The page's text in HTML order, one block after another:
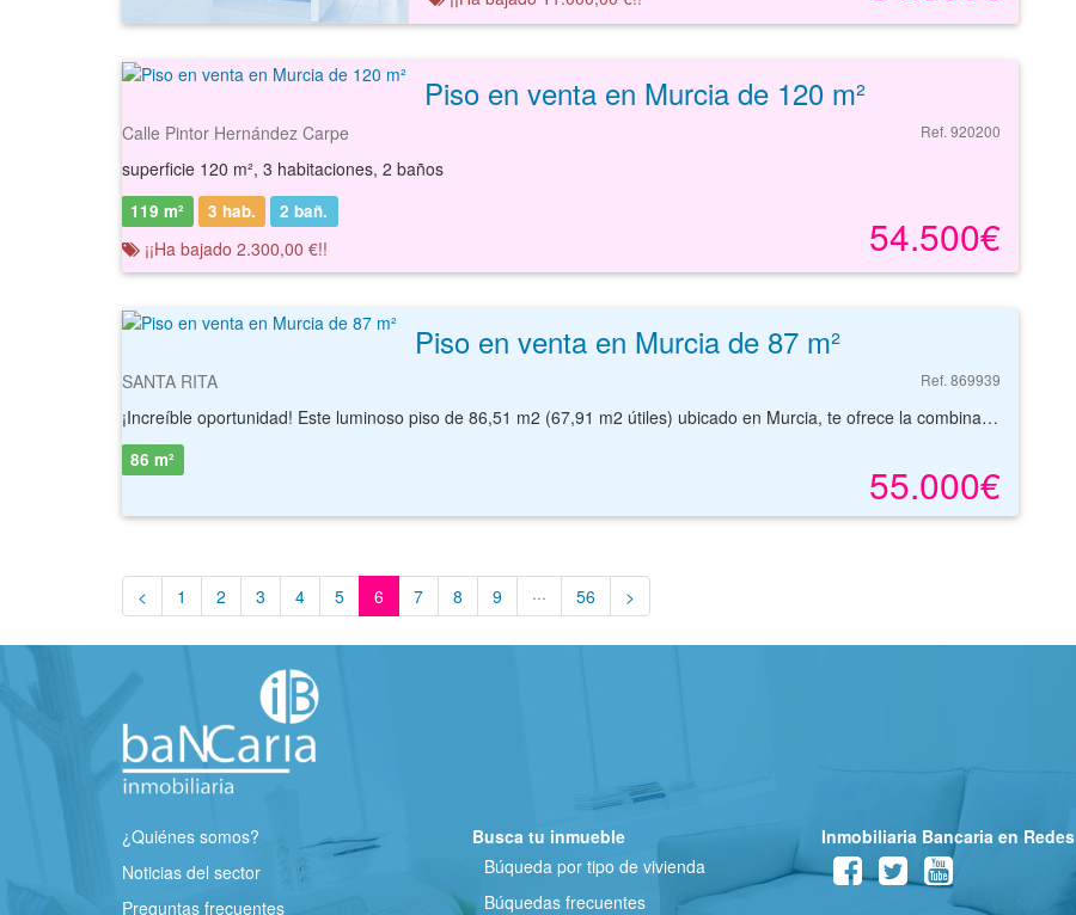
Piso en venta en Murcia de 120 m²
Calle Pintor Hernández Carpe Ref. 920200
superficie 120 m², 3 habitaciones, 2 baños
54.500€
119 m² 3 hab. 2 bañ.
¡¡Ha bajado 2.300,00 €!!
Piso en venta en Murcia de 87 m²
SANTA RITA Ref. 869939
¡Increíble oportunidad! Este luminoso piso de 86,51 m2 (67,91 m2 útiles) ubicado en Murcia, te ofrece la combinación perfecta de comodidad y conveniencia. Situado en un edificio de diez plantas construido en 1979, este encantador hogar es ideal para aquellos que buscan un estilo de vida urbano sin renunciar a la tranquilidad. Aunque no cuenta con ascensor, su ubicación estratégica y sus amplios espacios hacen que valga la pena cada escalón. ¡No dejes pasar esta oportunidad de hacer de este piso tu nuevo hogar!
55.000€
86 m²
< 1 2 3 4 5 6 7 8 9 ··· 56 >
¿Quiénes somos?
Noticias del sector
Preguntas frecuentes
Busca tu inmueble
Búqueda por tipo de vivienda
Búquedas frecuentes
Inmobiliaria Bancaria en Redes